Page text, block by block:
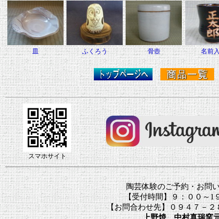
皿 ふくろう 骨壺 名前
スマホサイト
陶芸体験のご予約・お問
【受付時間】９：００～1
【お問合わせ先】０９４７－２
上野焼中村真瑞窯